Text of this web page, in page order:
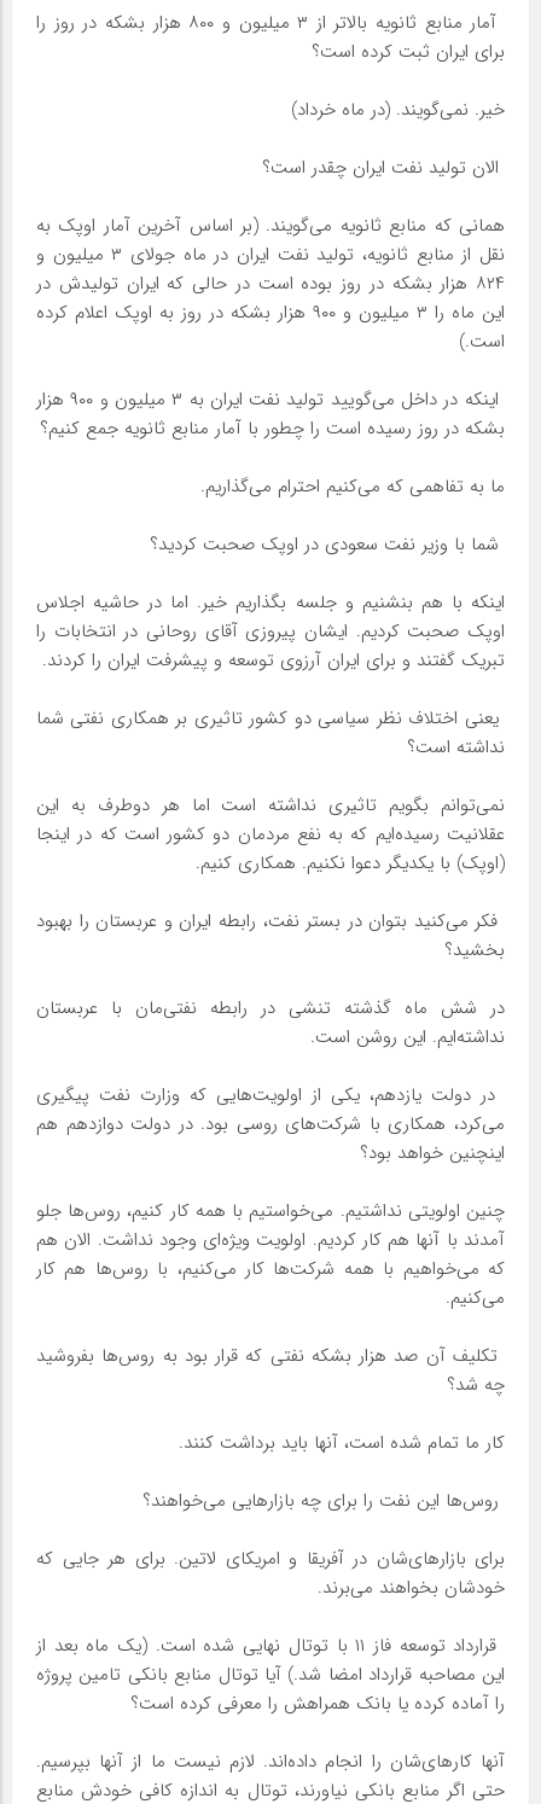
‌ آمار منابع ثانویه بالاتر از ۳ میلیون و ۸۰۰ هزار بشکه در روز را
برای ایران ثبت کرده است؟
خیر. نمی‌گویند. (در ماه خرداد)
‌ الان تولید نفت ایران چقدر است؟
همانی که منابع ثانویه می‌گویند. (بر اساس آخرین آمار اوپک به
نقل از منابع ثانویه، تولید نفت ایران در ماه جولای ۳ میلیون و
۸۲۴ هزار بشکه در روز بوده است در حالی که ایران تولیدش در
این ماه را ۳ میلیون و ۹۰۰ هزار بشکه در روز به اوپک اعلام کرده
است.)
‌ اینکه در داخل می‌گویید تولید نفت ایران به ۳ میلیون و ۹۰۰ هزار
بشکه در روز رسیده است را چطور با آمار منابع ثانویه جمع کنیم؟
ما به تفاهمی که می‌کنیم احترام می‌گذاریم.
‌ شما با وزیر نفت سعودی در اوپک صحبت کردید؟
اینکه با هم بنشنیم و جلسه بگذاریم خیر. اما در حاشیه اجلاس
اوپک صحبت کردیم. ایشان پیروزی آقای روحانی در انتخابات را
تبریک گفتند و برای ایران آرزوی توسعه و پیشرفت ایران را کردند.
‌ یعنی اختلاف نظر سیاسی دو کشور تاثیری بر همکاری نفتی شما
نداشته است؟
نمی‌توانم بگویم تاثیری نداشته است اما هر دو‌طرف به این
عقلانیت رسیده‌ایم که به نفع مردمان دو کشور است که در اینجا
(اوپک) با یکدیگر دعوا نکنیم. همکاری کنیم.
‌ فکر می‌کنید بتوان در بستر نفت، رابطه ایران و عربستان را بهبود
بخشید؟
در شش ماه گذشته تنشی در رابطه نفتی‌مان با عربستان
نداشته‌ایم. این روشن است.
‌ در دولت یازدهم، یکی از اولویت‌هایی که وزارت نفت پیگیری
می‌کرد، همکاری با شرکت‌های روسی بود. در دولت دوازدهم هم
اینچنین خواهد بود؟
چنین اولویتی نداشتیم. می‌خواستیم با همه کار کنیم، روس‌ها جلو
آمدند با آنها هم کار کردیم. اولویت ویژه‌ای وجود نداشت. الان هم
که می‌خواهیم با همه شرکت‌ها کار می‌کنیم، با روس‌ها هم کار
می‌کنیم.
‌ تکلیف آن صد هزار بشکه نفتی که قرار بود به روس‌ها بفروشید
چه شد؟
کار ما تمام شده است، آنها باید برداشت کنند.
‌ روس‌ها این نفت را برای چه بازارهایی می‌خواهند؟
برای بازارهای‌شان در آفریقا و امریکای لاتین. برای هر جایی که
خودشان بخواهند می‌برند.
‌ قرارداد توسعه فاز ۱۱ با توتال نهایی شده است. (یک ماه بعد از
این مصاحبه قرارداد امضا شد.) آیا توتال منابع بانکی تامین پروژه
را آماده کرده یا بانک همراهش را معرفی کرده است؟
آنها کارهای‌شان را انجام داده‌اند. لازم نیست ما از آنها بپرسیم.
حتی اگر منابع بانکی نیاورند، توتال به اندازه کافی خودش منابع